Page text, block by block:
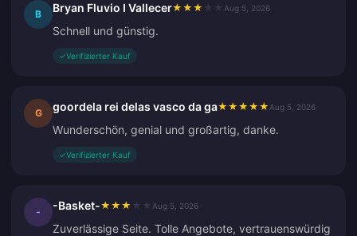
B Bryan Fluvio I Vallecer★ ★ ★ Aug 5, 2026
Schnell und günstig.
✓Verifizierter Kauf
G goordela rei delas vasco da ga★ ★ ★ ★ ★ Aug 5, 2026
Wunderschön, genial und großartig, danke.
✓Verifizierter Kauf
- -Basket-★ ★ ★ Aug 5, 2026
Zuverlässige Seite. Tolle Angebote, vertrauenswürdig